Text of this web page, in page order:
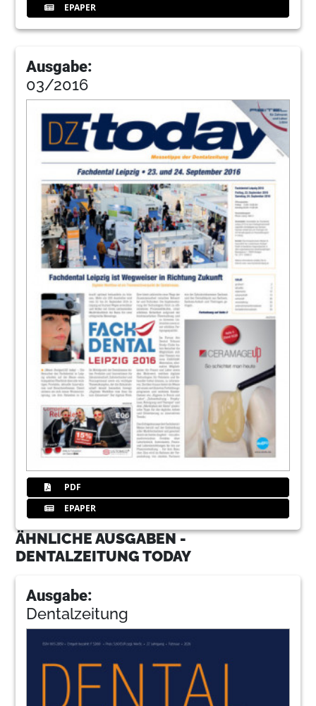
EPAPER
Ausgabe:
03/2016
PDF
EPAPER
ÄHNLICHE AUSGABEN -
DENTALZEITUNG TODAY
Ausgabe:
Dentalzeitung